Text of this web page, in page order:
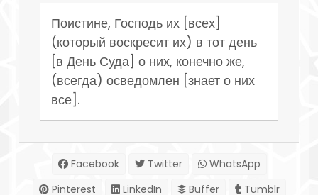
Поистине, Господь их [всех]
(который воскресит их) в тот день
[в День Суда] о них, конечно же,
(всегда) осведомлен [знает о них
все].
Facebook Twitter
WhatsApp
Pinterest
LinkedIn Buffer
Tumblr